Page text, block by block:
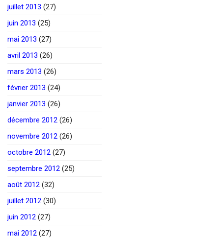
juillet 2013 (27)
juin 2013 (25)
mai 2013 (27)
avril 2013 (26)
mars 2013 (26)
février 2013 (24)
janvier 2013 (26)
décembre 2012 (26)
novembre 2012 (26)
octobre 2012 (27)
septembre 2012 (25)
août 2012 (32)
juillet 2012 (30)
juin 2012 (27)
mai 2012 (27)